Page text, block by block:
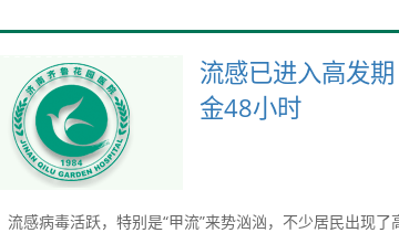
流感已进入高发
金48小时
流感病毒活跃，特别是“甲流”来势汹汹，不少居民出现